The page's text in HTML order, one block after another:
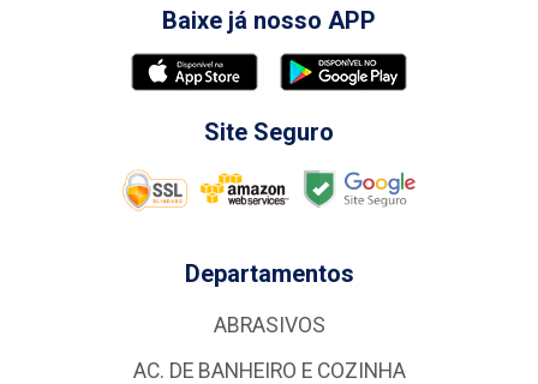
Baixe já nosso APP
Site Seguro
Departamentos
ABRASIVOS
AC. DE BANHEIRO E COZINHA